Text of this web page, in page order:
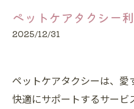
ペットケアタクシー
2025/12/31
ペットケアタクシーは、
快適にサポートするサービ